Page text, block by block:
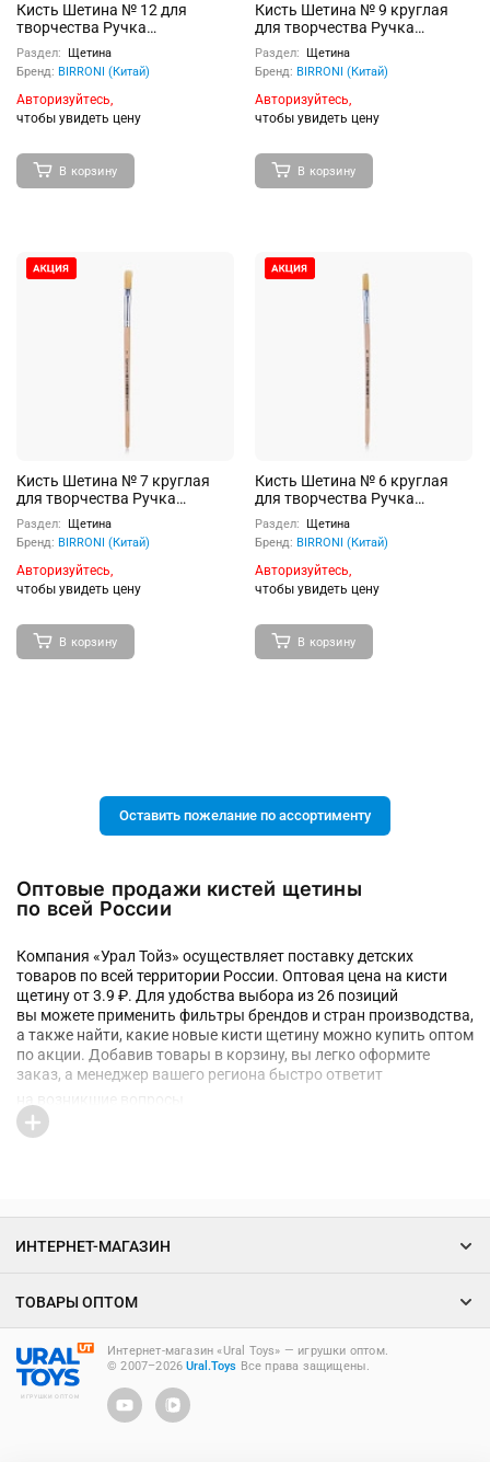
Кисть Шетина № 12 для
творчества Ручка
деревянная с
индивидуальным штрих-
кодом
Раздел:
Щетина
Бренд: BIRRONI (Китай)
Авторизуйтесь,
чтобы увидеть цену
В корзину
Кисть Шетина № 9 круглая
для творчества Ручка
деревянная с
индивидуальным штрих-
кодом
Раздел:
Щетина
Бренд: BIRRONI (Китай)
Авторизуйтесь,
чтобы увидеть цену
В корзину
Кисть Шетина № 7 круглая
для творчества Ручка
деревянная с
индивидуальным штрих-
кодом
Раздел:
Щетина
Бренд: BIRRONI (Китай)
Авторизуйтесь,
чтобы увидеть цену
В корзину
Кисть Шетина № 6 круглая
для творчества Ручка
деревянная с
индивидуальным штрих-
кодом
Раздел:
Щетина
Бренд: BIRRONI (Китай)
Авторизуйтесь,
чтобы увидеть цену
В корзину
Оставить пожелание по ассортименту
Оптовые продажи кистей щетины
по всей России
Компания «Урал Тойз» осуществляет поставку детских
товаров по всей территории России. Оптовая цена на кисти
щетину от 3.9 ₽. Для удобства выбора из 26 позиций
вы можете применить фильтры брендов и стран производства,
а также найти, какие новые кисти щетину можно купить оптом
по акции. Добавив товары в корзину, вы легко оформите
заказ, а менеджер вашего региона быстро ответит
ИГРУШКИ ОПТОМ
Интернет-магазин «Ural Toys» ― игрушки оптом.
© 2007–2026Ural.Toys Все права защищены.
ИНТЕРНЕТ-МАГАЗИН
ТОВАРЫ ОПТОМ